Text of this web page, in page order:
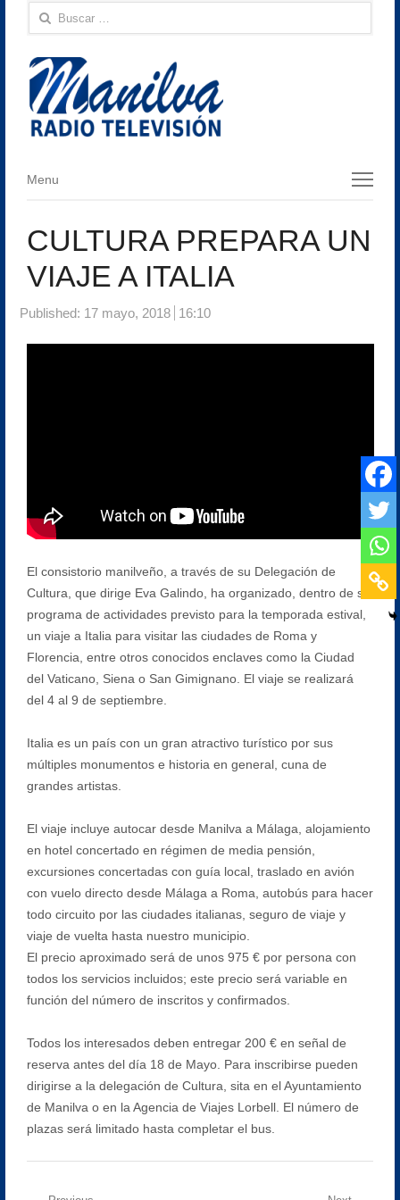
Buscar:
Menu
Menu
CULTURA PREPARA UN
VIAJE A ITALIA
Published: 17 mayo, 2018 16:10
El consistorio manilveño, a través de su Delegación de
Cultura, que dirige Eva Galindo, ha organizado, dentro de su
programa de actividades previsto para la temporada estival,
un viaje a Italia para visitar las ciudades de Roma y
Florencia, entre otros conocidos enclaves como la Ciudad
del Vaticano, Siena o San Gimignano. El viaje se realizará
del 4 al 9 de septiembre.
Italia es un país con un gran atractivo turístico por sus
múltiples monumentos e historia en general, cuna de
grandes artistas.
El viaje incluye autocar desde Manilva a Málaga, alojamiento
en hotel concertado en régimen de media pensión,
excursiones concertadas con guía local, traslado en avión
con vuelo directo desde Málaga a Roma, autobús para hacer
todo circuito por las ciudades italianas, seguro de viaje y
viaje de vuelta hasta nuestro municipio.
El precio aproximado será de unos 975 € por persona con
todos los servicios incluidos; este precio será variable en
función del número de inscritos y confirmados.
Todos los interesados deben entregar 200 € en señal de
reserva antes del día 18 de Mayo. Para inscribirse pueden
dirigirse a la delegación de Cultura, sita en el Ayuntamiento
de Manilva o en la Agencia de Viajes Lorbell. El número de
plazas será limitado hasta completar el bus.